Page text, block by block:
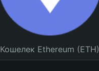
Кошелек Ethereum (ETH)